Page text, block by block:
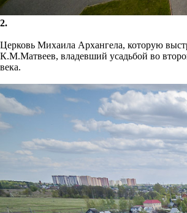
2.
Церковь Михаила Архангела, которую
К.М.Матвеев, владевший усадьбой во
века.